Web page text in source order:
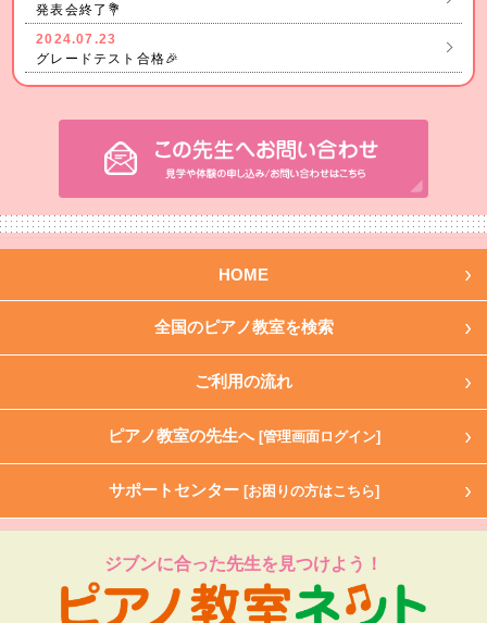
発表会終了💐
2024.07.23
グレードテスト合格🎉
HOME
全国のピアノ教室を検索
ご利用の流れ
ピアノ教室の先生へ [管理画面ログイン]
サポートセンター [お困りの方はこちら]
ジブンに合った先生を見つけよう！